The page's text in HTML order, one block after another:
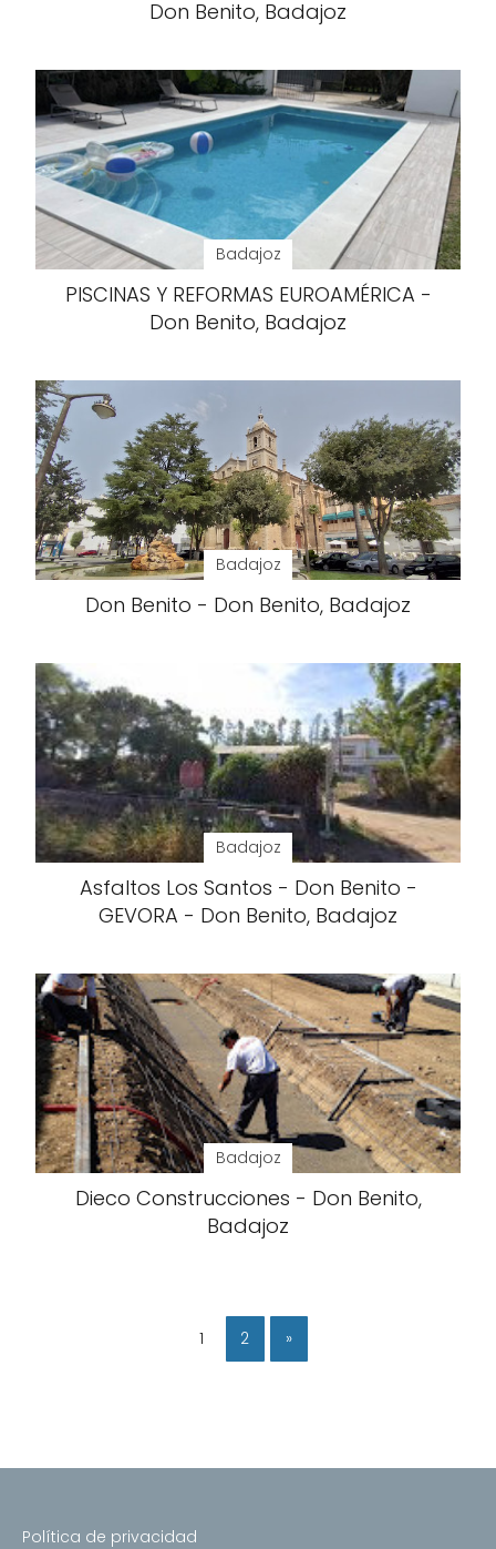
Don Benito, Badajoz
Badajoz
PISCINAS Y REFORMAS EUROAMÉRICA -
Don Benito, Badajoz
Badajoz
Don Benito - Don Benito, Badajoz
Badajoz
Asfaltos Los Santos - Don Benito -
GEVORA - Don Benito, Badajoz
Badajoz
Dieco Construcciones - Don Benito,
Badajoz
1 2 »
Política de privacidad